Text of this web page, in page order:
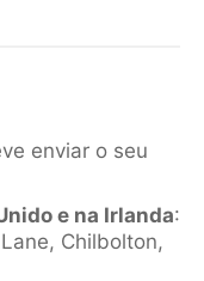
enviar o seu
e na Irlanda:
Chilbolton,